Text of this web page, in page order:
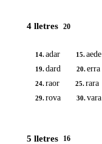
4 lletres 20
14.adar 15.aede
19.dard 20.erra
24.raor 25.rara
29.rova 30.vara
5 lletres 16